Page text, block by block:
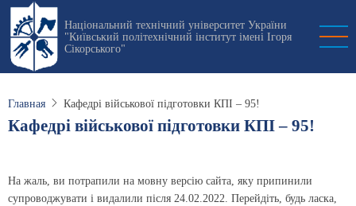
Перейти
основному
содержанию
Національний технічний університет України
"Київський політехнічний інститут імені Ігоря
Сікорського"
Главная Кафедрі військової підготовки КПІ – 95!
Кафедрі військової підготовки КПІ – 95!
На жаль, ви потрапили на мовну версію сайта, яку припинили
супроводжувати і видалили після 24.02.2022. Перейдіть, будь ласка,